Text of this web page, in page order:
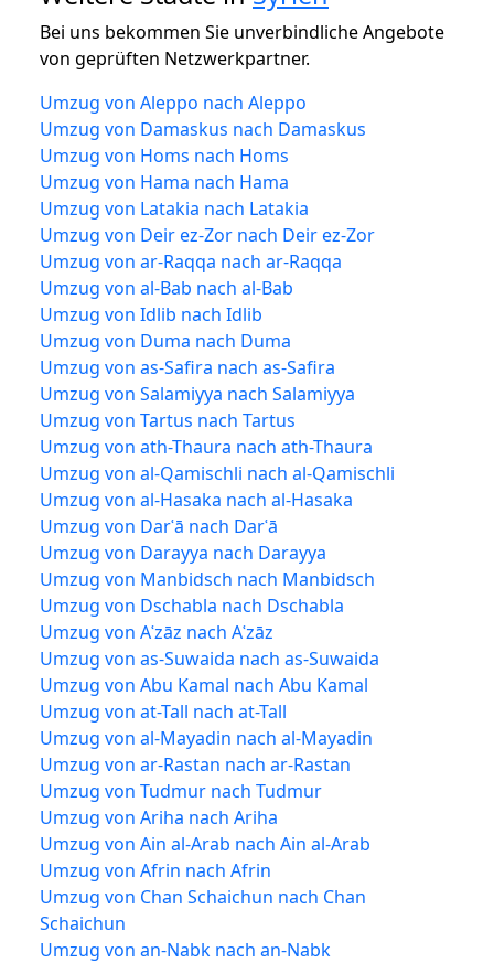
Bei uns bekommen Sie unverbindliche Angebote
von geprüften Netzwerkpartner.
Umzug von Aleppo nach Aleppo
Umzug von Damaskus nach Damaskus
Umzug von Homs nach Homs
Umzug von Hama nach Hama
Umzug von Latakia nach Latakia
Umzug von Deir ez-Zor nach Deir ez-Zor
Umzug von ar-Raqqa nach ar-Raqqa
Umzug von al-Bab nach al-Bab
Umzug von Idlib nach Idlib
Umzug von Duma nach Duma
Umzug von as-Safira nach as-Safira
Umzug von Salamiyya nach Salamiyya
Umzug von Tartus nach Tartus
Umzug von ath-Thaura nach ath-Thaura
Umzug von al-Qamischli nach al-Qamischli
Umzug von al-Hasaka nach al-Hasaka
Umzug von Darʿā nach Darʿā
Umzug von Darayya nach Darayya
Umzug von Manbidsch nach Manbidsch
Umzug von Dschabla nach Dschabla
Umzug von Aʿzāz nach Aʿzāz
Umzug von as-Suwaida nach as-Suwaida
Umzug von Abu Kamal nach Abu Kamal
Umzug von at-Tall nach at-Tall
Umzug von al-Mayadin nach al-Mayadin
Umzug von ar-Rastan nach ar-Rastan
Umzug von Tudmur nach Tudmur
Umzug von Ariha nach Ariha
Umzug von Ain al-Arab nach Ain al-Arab
Umzug von Afrin nach Afrin
Umzug von Chan Schaichun nach Chan
Schaichun
Umzug von an-Nabk nach an-Nabk